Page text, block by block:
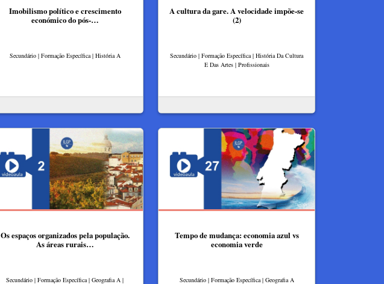
Imobilismo político e crescimento
económico do pós-…
Secundário | Formação Específica | História A
A cultura da gare. ​A velocidade impõe-se​
(2)
Secundário | Formação Específica | História Da Cultura
E Das Artes | Profissionais
Os espaços organizados pela população.
As áreas rurais…
Secundário | Formação Específica | Geografia A |
Tempo de mudança: economia azul vs
economia verde
Secundário | Formação Específica | Geografia A